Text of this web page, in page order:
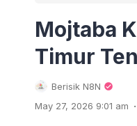
Mojtaba
Timur
Berisik N8N
May 27, 2026 9:01 am .